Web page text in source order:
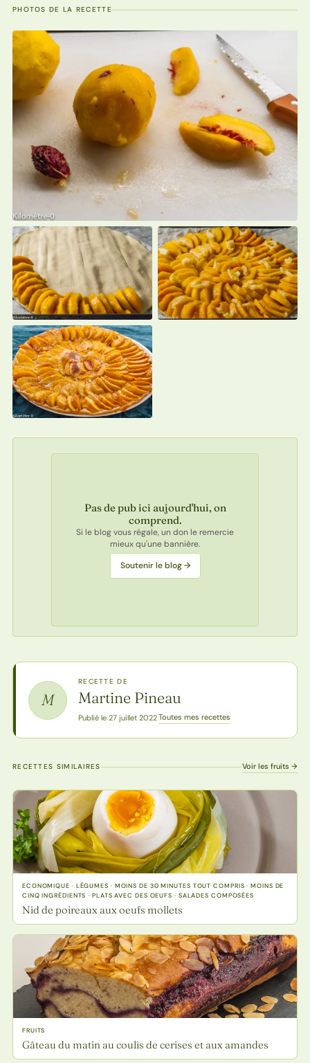
PHOTOS DE LA RECETTE
Pas de pub ici aujourd'hui, on
comprend.
Si le blog vous régale, un don le remercie
mieux qu'une bannière.
Soutenir le blog →
M
RECETTE DE
Martine Pineau
Publié le 27 juillet 2022·Toutes mes recettes
RECETTES SIMILAIRES Voir les fruits →
ECONOMIQUE · LÉGUMES · MOINS DE 30 MINUTES TOUT COMPRIS · MOINS DE
CINQ INGRÉDIENTS · PLATS AVEC DES OEUFS · SALADES COMPOSÉES
Nid de poireaux aux oeufs mollets
FRUITS
Gâteau du matin au coulis de cerises et aux amandes